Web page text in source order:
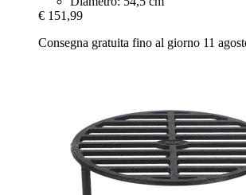
€ 151,99
Consegna gratuita fino al giorno 11